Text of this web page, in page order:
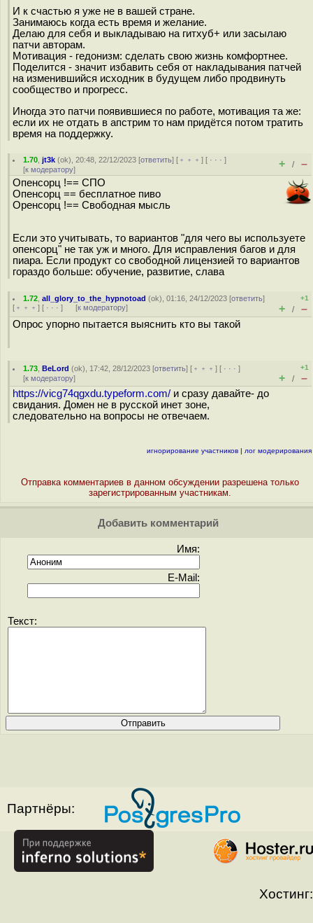
И к счастью я уже не в вашей стране.
Занимаюсь когда есть время и желание.
Делаю для себя и выкладываю на гитхуб+ или засылаю
патчи авторам.
Мотивация - гедонизм: сделать свою жизнь комфортнее.
Поделится - значит избавить себя от накладывания патчей
на изменившийся исходник в будущем либо продвинуть
сообщество и прогресс.
Иногда это патчи появившиеся по работе, мотивация та же:
если их не отдать в апстрим то нам придётся потом тратить
время на поддержку.
1.70 ,jt3k (ok), 20:48, 22/12/2023 [ответить] [ ﹢﹢﹢] [ · · ·]
[к модератору] + / –
Опенсорц !== СПО
Опенсорц == бесплатное пиво
Оренсорц !== Свободная мысль
Если это учитывать, то вариантов "для чего вы используете
опенсорц" не так уж и много. Для исправления багов и для
пиара. Если продукт со свободной лицензией то вариантов
гораздо больше: обучение, развитие, слава
1.72 ,all_glory_to_the_hypnotoad (ok), 01:16, 24/12/2023 [ответить]
[ ﹢﹢﹢ ] [ · · · ] [к модератору]
+1
+ / –
Опрос упорно пытается выяснить кто вы такой
1.73 ,BeLord (ok), 17:42, 28/12/2023 [ответить] [ ﹢﹢﹢] [ · · ·]
[к модератору]
+1
+ / –
https://vicg74qgxdu.typeform.com/ и сразу давайте- до
свидания. Домен не в русской инет зоне,
следовательно на вопросы не отвечаем.
игнорирование участников | лог модерирования
Отправка комментариев в данном обсуждении разрешена только
зарегистрированным участникам.
Добавить комментарий
Имя:
E-Mail:
Текст:
Партнёры:
Хостинг: